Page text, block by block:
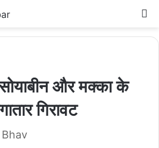
और मक्का के
गिरावट